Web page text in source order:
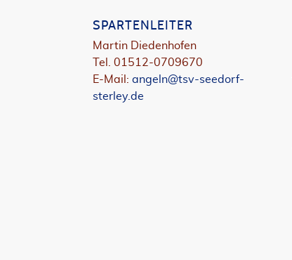
SPARTENLEITER
Martin Diedenhofen
Tel. 01512-0709670
E-Mail: angeln@tsv-seedorf-
sterley.de